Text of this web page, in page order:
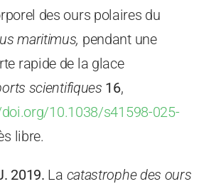
des ours polaires du
maritimus, pendant une
rapide de la glace
scientifiques 16,
10.1038/s41598-025-
libre.
2019. La catastrophe des ours